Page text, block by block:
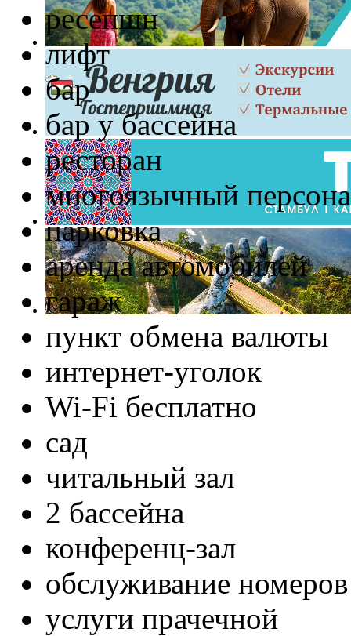
ресепшн
лифт
бар
бар у бассейна
ресторан
многоязычный
парковка
аренда автомобилей
гараж
пункт обмена валюты
интернет-уголок
Wi-Fi бесплатно
сад
читальный зал
2 бассейна
конференц-зал
обслуживание номеров
услуги прачечной